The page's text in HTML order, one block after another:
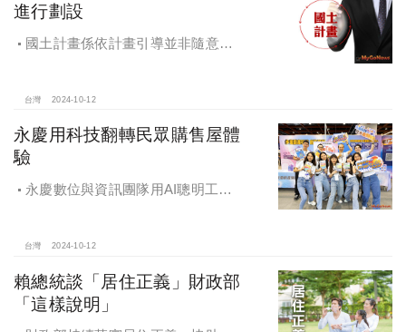
進行劃設
國土計畫係依計畫引導並非隨意亂
台灣 2024-10-12
永慶用科技翻轉民眾購售屋體
驗
永慶數位與資訊團隊用AI聰明工
灣房產科技發展
台灣 2024-10-12
賴總統談「居住正義」財政部
「這樣說明」